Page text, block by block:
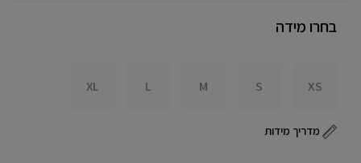
בחרו מידה
XS
S
M
L
XL
מדריך מידות